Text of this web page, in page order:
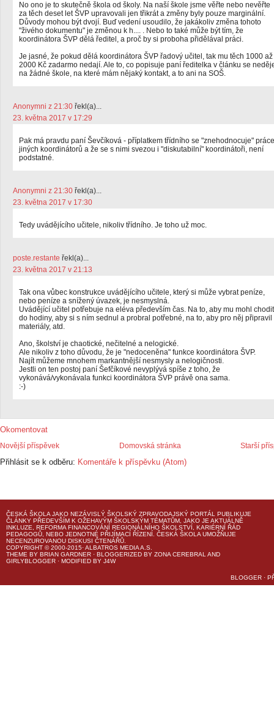
No ono je to skutečně škola od školy. Na naší škole jsme věřte nebo nevěřte
za těch deset let ŠVP upravovali jen třikrát a změny byly pouze marginální.
Důvody mohou být dvojí. Buď vedení usoudilo, že jakákoliv změna tohoto
"živého dokumentu" je změnou k h.... . Nebo to také může být tím, že
koordinátora ŠVP dělá ředitel, a proč by si proboha přidělával práci.
Je jasné, že pokud dělá koordinátora ŠVP řadový učitel, tak mu těch 1000 až
2000 Kč zadarmo nedají. Ale to, co popisuje paní ředitelka v článku se
na žádné škole, na které mám nějaký kontakt, a to ani na SOŠ.
Anonymni z 21:30 řekl(a)...
23. května 2017 v 17:29
Pak má pravdu paní Ševčíková - příplatkem třídního se "znehodnocuje" práce
jiných koordinátorů a že se s nimi svezou i "diskutabilní" koordinátoři, není
podstatné.
Anonymni z 21:30 řekl(a)...
23. května 2017 v 17:30
Tedy uvádějícího učitele, nikoliv třídního. Je toho už moc.
poste.restante řekl(a)...
23. května 2017 v 21:13
Tak ona vůbec konstrukce uvádějícího učitele, který si může vybrat peníze,
nebo peníze a snížený úvazek, je nesmyslná.
Uvádějící učitel potřebuje na eléva především čas. Na to, aby mu mohl chodit
do hodiny, aby si s ním sednul a probral potřebné, na to, aby pro něj připravil
materiály, atd.
Ano, školství je chaotické, nečitelné a nelogické.
Ale nikoliv z toho důvodu, že je "nedoceněna" funkce koordinátora ŠVP.
Najít můžeme mnohem markantnější nesmysly a nelogičnosti.
Jestli on ten postoj paní Šefčíkové nevyplývá spíše z toho, že
vykonává/vykonávala funkci koordinátora ŠVP právě ona sama.
:-)
Okomentovat
Novější příspěvek Starší
Domovská stránka
Přihlásit se k odběru: Komentáře k příspěvku (Atom)
ČESKÁ ŠKOLA JAKO NEZÁVISLÝ ŠKOLSKÝ ZPRAVODAJSKÝ PORTÁL PUBLIKUJE
ČLÁNKY PŘEDEVŠÍM K OŽEHAVÝM ŠKOLSKÝM TÉMATŮM, JAKO JE AKTUÁLNĚ
INKLUZE, REFORMA FINANCOVÁNÍ REGIONÁLNÍHO ŠKOLSTVÍ, KARIÉRNÍ ŘÁD
PEDAGOGŮ, NEBO JEDNOTNÉ PŘIJÍMACÍ ŘÍZENÍ. ČESKÁ ŠKOLA UMOŽŇUJE
NECENZUROVANOU DISKUSI ČTENÁŘŮ.
COPYRIGHT © 2000-2015· ALBATROS MEDIA A.S.
THEME BY BRIAN GARDNER · BLOGGERIZED BY ZONA CEREBRAL AND
GIRLYBLOGGER · MODIFIED BY J4W
BLOGGER ·